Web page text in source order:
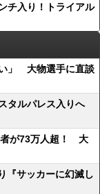
チ入り！トライアル
い」 大物選手に直談
タルパレス入りへ
者が73万人超！ 大
『サッカーに幻滅し